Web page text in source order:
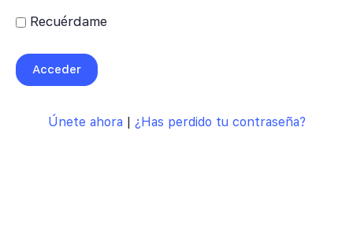
Recuérdame
Únete ahora | ¿Has perdido tu contraseña?